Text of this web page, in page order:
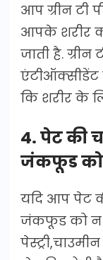
आप ग्रीन टी
आपके शरीर
जाती है.
एंटीऑक्सीडेंट
कि शरीर के
4. पेट की
जंकफूड
यदि आप पेट
जंकफूड को न